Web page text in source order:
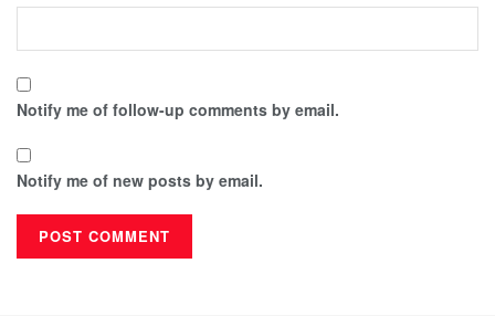
Notify me of follow-up comments by email.
Notify me of new posts by email.